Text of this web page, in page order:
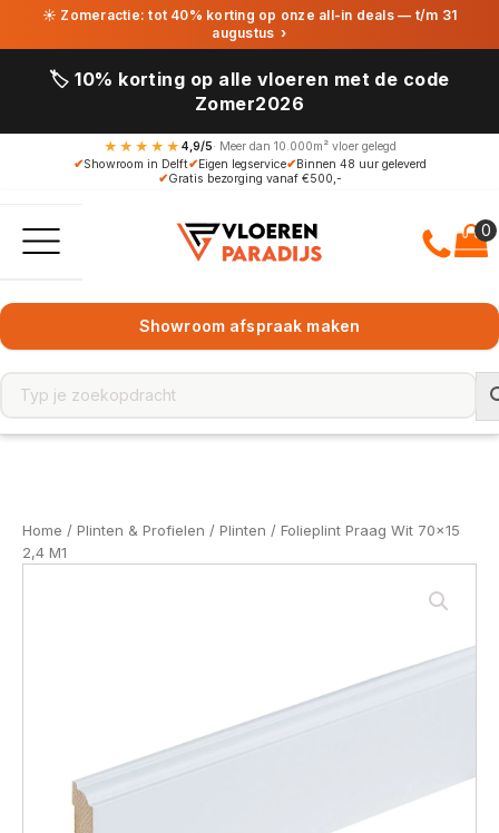
☀ Zomeractie: tot 40% korting op onze all-in deals — t/m 31
augustus ›
🏷️ 10% korting op alle vloeren met de code
Zomer2026
★★★★★ 4,9/5· Meer dan 10.000m² vloer gelegd
✔Showroom in Delft✔Eigen legservice✔Binnen 48 uur geleverd
✔Gratis bezorging vanaf €500,-
Showroom afspraak maken
Home / Plinten & Profielen / Plinten / Folieplint Praag Wit 70x15
2,4 M1